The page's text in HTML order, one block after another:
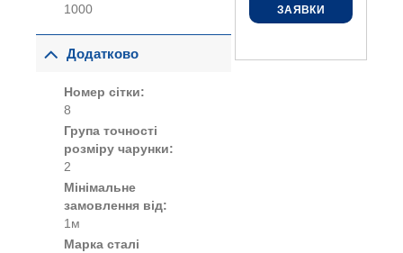
ЗАЯВКИ
1000
Додатково
Номер сітки:
8
Група точності
розміру чарунки:
2
Мінімальне
замовлення від:
1м
Марка сталі